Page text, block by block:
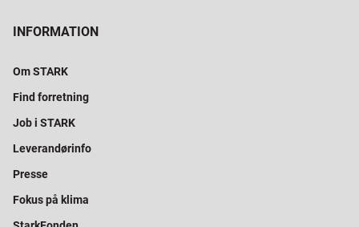
INFORMATION
Om STARK
Find forretning
Job i STARK
Leverandørinfo
Presse
Fokus på klima